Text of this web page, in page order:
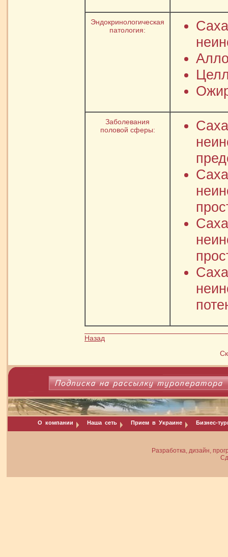
Эндокринологическая
патология:
Заболевания
половой сферы:
Назад
О компании Наша сеть Прием в Украине Бизнес-
Разработка, дизайн,